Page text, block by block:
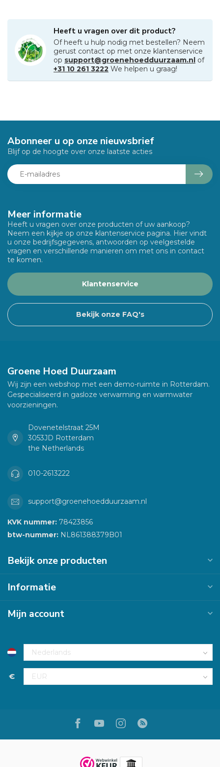
Heeft u vragen over dit product?
Of heeft u hulp nodig met bestellen? Neem
gerust contact op met onze klantenservice
op support@groenehoedduurzaam.nl of
+31 10 261 3222 We helpen u graag!
Meer informatie
Heeft u vragen over onze producten of uw aankoop?
Neem een kijkje op onze klantenservice pagina. Hier vindt
u onze bedrijfsgegevens, antwoorden op veelgestelde
vragen en verschillende manieren om met ons in contact
te komen.
Klantenservice
Bekijk onze FAQ's
Abonneer u op onze nieuwsbrief
Blijf op de hoogte over onze laatste acties
Groene Hoed Duurzaam
Wij zijn een webshop met een demo-ruimte in Rotterdam.
Gespecialiseerd in gasloze verwarming en warmwater
voorzieningen.
Dovenetelstraat 25M
3053JD Rotterdam
the Netherlands
010-2613222
support@groenehoedduurzaam.nl
KVK nummer: 78423856
btw-nummer: NL861388379B01
Bekijk onze producten
Informatie
Mijn account
€